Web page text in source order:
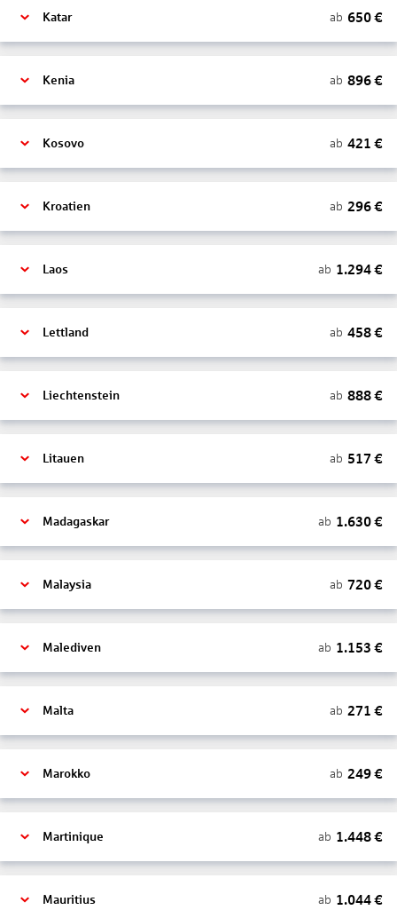
Katar ab 650€
Kenia ab 896€
Kosovo ab 421 €
Kroatien ab 296€
Laos ab 1.294€
Lettland ab 458€
Liechtenstein ab 888€
Litauen ab 517 €
Madagaskar ab 1.630€
Malaysia ab 720€
Malediven ab 1.153 €
Malta ab 271 €
Marokko ab 249€
Martinique ab 1.448€
Mauritius ab 1.044€